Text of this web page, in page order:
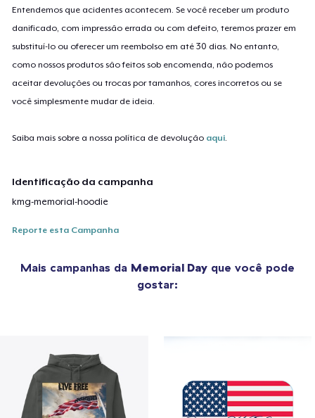
Entendemos que acidentes acontecem. Se você receber um produto
danificado, com impressão errada ou com defeito, teremos prazer em
substituí-lo ou oferecer um reembolso em até 30 dias. No entanto,
como nossos produtos são feitos sob encomenda, não podemos
aceitar devoluções ou trocas por tamanhos, cores incorretos ou se
você simplesmente mudar de ideia.
Saiba mais sobre a nossa política de devolução aqui
Identificação da campanha
kmg-memorial-hoodie
Reporte esta Campanha
Mais campanhas da Memorial Day que você pode
gostar: